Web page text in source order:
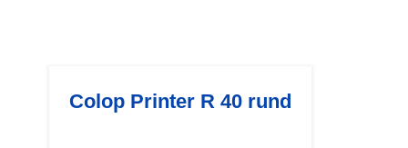
Colop Printer R 40 rund